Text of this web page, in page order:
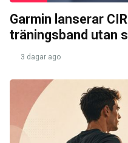
Garmin lanserar
träningsband utan
3 dagar ago